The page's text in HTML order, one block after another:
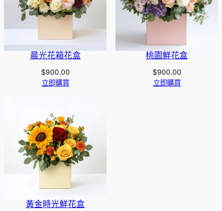
晨光花箱花盒
$900.00
立即購買
桃園鮮花盒
$900.00
立即購買
黃金時光鮮花盒